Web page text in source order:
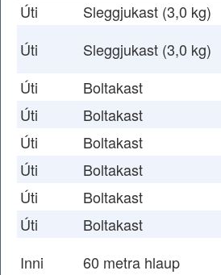
Úti
Sleggjukast (3,0 kg)
Úti
Sleggjukast (3,0 kg)
Úti
Boltakast
Úti
Boltakast
Úti
Boltakast
Úti
Boltakast
Úti
Boltakast
Úti
Boltakast
Inni
60 metra hlaup